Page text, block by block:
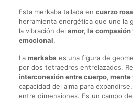
Esta merkaba tallada en cuarzo rosa
herramienta energética que une la
la vibración del amor, la
emocional.
La merkaba es una figura de
por dos tetraedros entrelazados.
interconexión entre cuerpo, mente
capacidad del alma para
entre dimensiones. Es un campo